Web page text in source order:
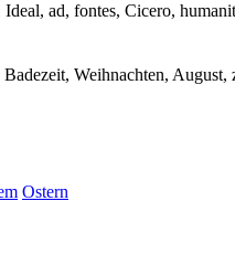
ad, fontes, Cicero,
Weihnachten, August,
Ostern